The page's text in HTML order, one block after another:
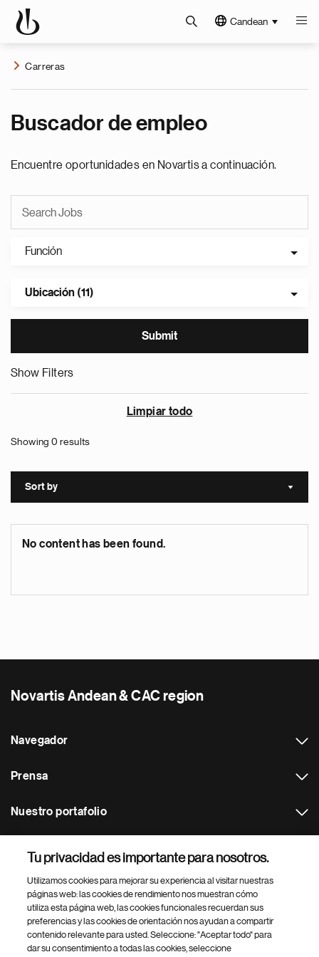
Candean
Carreras
Buscador de empleo
Encuentre oportunidades en Novartis a continuación.
Función
Ubicación (11)
Show Filters
Limpiar todo
Showing 0 results
Sort by Sort
No content has been found.
Novartis Andean & CAC region
Navegador
Prensa
Nuestro portafolio
Footer Site Search
Tu privacidad es importante para nosotros.
Utilizamos cookies para mejorar su experiencia al visitar nuestras
páginas web: las cookies de rendimiento nos muestran cómo
utiliza esta página web, las cookies funcionales recuerdan sus
preferencias y las cookies de orientación nos ayudan a compartir
contenido relevante para usted. Seleccione: "Aceptar todo" para
dar su consentimiento a todas las cookies, seleccione